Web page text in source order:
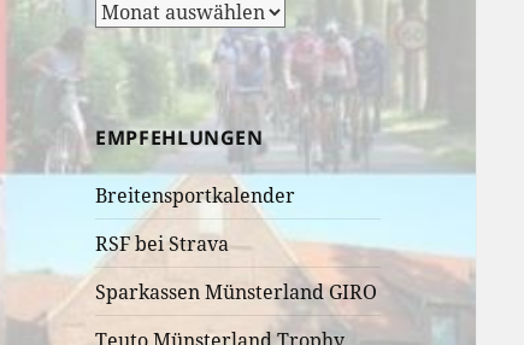
Meldungen
nach
Datum
EMPFEHLUNGEN
Breitensportkalender
RSF bei Strava
Sparkassen Münsterland GIRO